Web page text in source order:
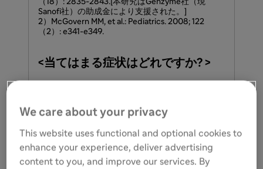
（18）​: 2835-2843.[本研究は​Genzyme社​（現
Sanofi社）の​助成金に​より​支援された。​]
2）​McGovern MM, et al.: Pediatrics. 2008; 122​
（2）​: e341-e349.
<当てはまる症状はどれですか? >
脾腫または肝腫大がある
☑ ☑
血小板減少(≦15万μL),出血
傾向
We care about your privacy
This website uses functional and optional cookies to
enhance your experience, deliver advertising
content to you, and improve our services. By